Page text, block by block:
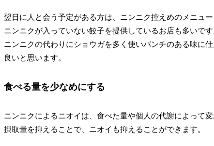
翌日に人と会う予定がある方は、ニンニク控えめのメニュー
ニンニクが入っていない餃子を提供しているお店も多いです
ニンニクの代わりにショウガを多く使いパンチのある味に
良いと思います。
食べる量を少なめにする
ニンニクによるニオイは、食べた量や個人の代謝によって変
摂取量を抑えることで、ニオイも抑えることができます。